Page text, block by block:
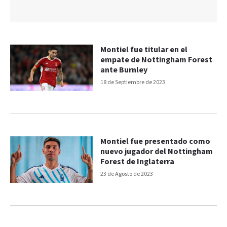
18 de Septiembre de 2023
Montiel fue titular en el
empate de Nottingham Forest
ante Burnley
23 de Agosto de 2023
Montiel fue presentado como
nuevo jugador del Nottingham
Forest de Inglaterra